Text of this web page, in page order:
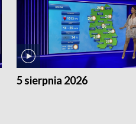
5 sierpnia 2026